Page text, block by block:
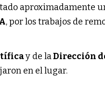
aproximadamente
, por los trabajos de
y de laDirección
en el lugar.